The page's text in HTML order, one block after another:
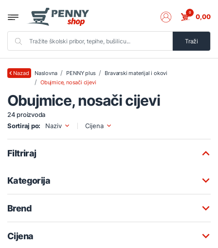
Traži
0 0,00
Nazad Naslovna PENNY plus
Bravarski materijal i okovi
Obujmice, nosači cijevi
Obujmice, nosači cijevi
24 proizvoda
Sortiraj po:
Naziv Cijena
Filtriraj
Kategorija
Brend
Cijena